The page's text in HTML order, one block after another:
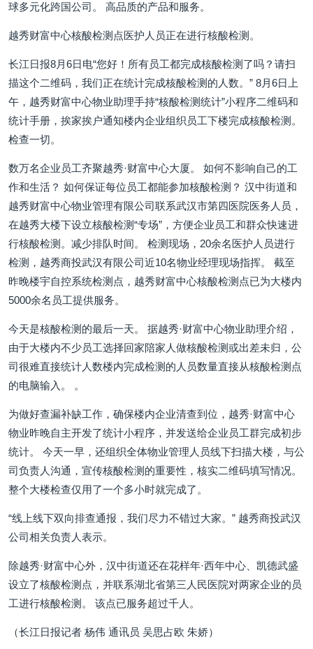
球多元化跨国公司。 高品质的产品和服务。
越秀财富中心核酸检测点医护人员正在进行核酸检测。
长江日报8月6日电“您好！所有员工都完成核酸检测了吗？请扫
描这个二维码，我们正在统计完成核酸检测的人数。” 8月6日上
午，越秀财富中心物业助理手持“核酸检测统计”小程序二维码和
统计手册，挨家挨户通知楼内企业组织员工下楼完成核酸检测。
检查一切。
数万名企业员工齐聚越秀·财富中心大厦。 如何不影响自己的工
作和生活？ 如何保证每位员工都能参加核酸检测？ 汉中街道和
越秀财富中心物业管理有限公司联系武汉市第四医院医务人员，
在越秀大楼下设立核酸检测“专场”，方便企业员工和群众快速进
行核酸检测。减少排队时间。 检测现场，20余名医护人员进行
检测，越秀商投武汉有限公司近10名物业经理现场指挥。 截至
昨晚楼宇自控系统检测点，越秀财富中心核酸检测点已为大楼内
5000余名员工提供服务。
今天是核酸检测的最后一天。 据越秀·财富中心物业助理介绍，
由于大楼内不少员工选择回家陪家人做核酸检测或出差未归，公
司很难直接统计人数楼内完成检测的人员数量直接从核酸检测点
的电脑输入。 。
为做好查漏补缺工作，确保楼内企业清查到位，越秀·财富中心
物业昨晚自主开发了统计小程序，并发送给企业员工群完成初步
统计。 今天一早，还组织全体物业管理人员线下扫描大楼，与公
司负责人沟通，宣传核酸检测的重要性，核实二维码填写情况。
整个大楼检查仅用了一个多小时就完成了。
“线上线下双向排查通报，我们尽力不错过大家。” 越秀商投武汉
公司相关负责人表示。
除越秀·财富中心外，汉中街道还在花样年·西年中心、凯德武盛
设立了核酸检测点，并联系湖北省第三人民医院对两家企业的员
工进行核酸检测。 该点已服务超过千人。
（长江日报记者 杨伟 通讯员 吴思占欧 朱娇）